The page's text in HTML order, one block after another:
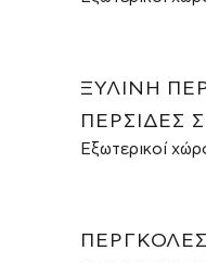
ΞΎΛΙΝΗ
ΠΕΡΣΊΔΕΣ
Εξωτερικοί